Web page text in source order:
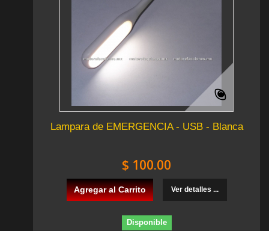
Lampara de EMERGENCIA - USB - Blanca
$ 100.00
Agregar al Carrito Ver detalles ...
Disponible